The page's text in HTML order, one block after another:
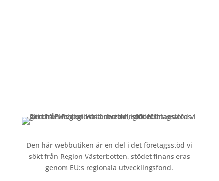
Den här webbutiken är en del i det företagsstöd vi
sökt från Region Västerbotten, stödet finansieras
genom EU:s regionala utvecklingsfond.